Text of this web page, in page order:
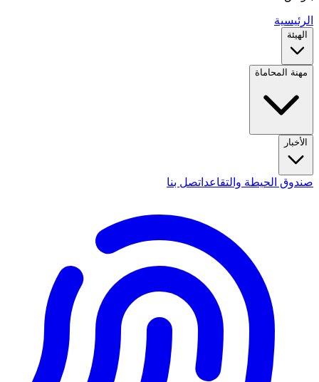
الرئيسية
الهيئة
مهنة المحاماة
الأخبار
صندوق الحيطة والتقاعد اتصل بنا